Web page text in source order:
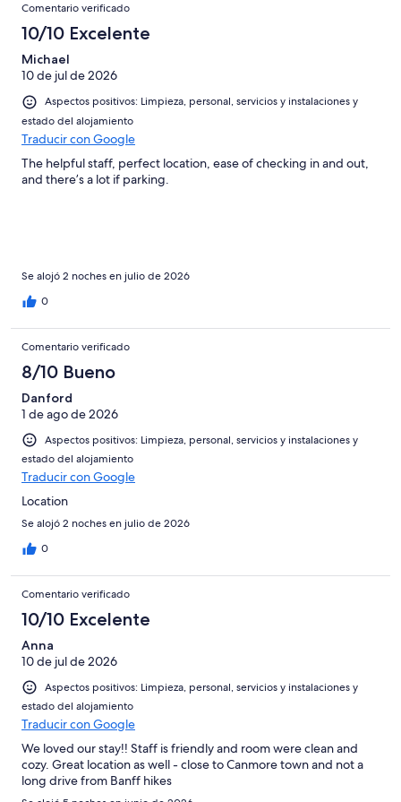
Comentario verificado
10/10 Excelente
Michael
10 de jul de 2026
Aspectos positivos: Limpieza, personal, servicios y instalaciones y
estado del alojamiento
Traducir con Google
The helpful staff, perfect location, ease of checking in and out,
and there’s a lot if parking.
Se alojó 2 noches en julio de 2026
0
Comentario verificado
8/10 Bueno
Danford
1 de ago de 2026
Aspectos positivos: Limpieza, personal, servicios y instalaciones y
estado del alojamiento
Traducir con Google
Location
Se alojó 2 noches en julio de 2026
0
Comentario verificado
10/10 Excelente
Anna
10 de jul de 2026
Aspectos positivos: Limpieza, personal, servicios y instalaciones y
estado del alojamiento
Traducir con Google
We loved our stay!! Staff is friendly and room were clean and
cozy. Great location as well - close to Canmore town and not a
long drive from Banff hikes